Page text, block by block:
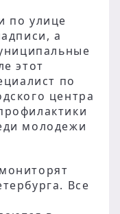
по улице
а
этот
по
центра
молодежи
Все